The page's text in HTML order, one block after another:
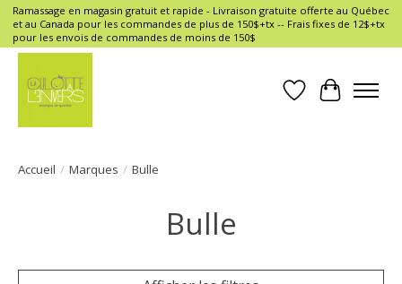
Ramassage en magasin gratuit et rapide - Livraison gratuite offerte au Québec
et au Canada pour les commandes de plus de 150$+tx -- Frais fixes de 12$+tx
pour les envois de commandes de moins de 150$
Liste dePanier
Accueil / Marques / Bulle
Bulle